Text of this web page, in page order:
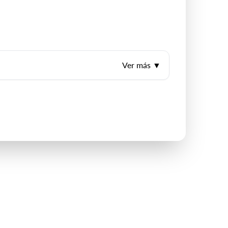
Ver más ▼
regula la ley 19.628 de protección de datos de